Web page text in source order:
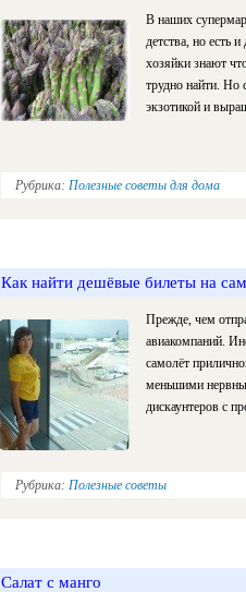
В наших
детства, но есть
хозяйки знают
трудно найти. Но
экзотикой и
Рубрика: Полезные советы для дома
Как найти дешёвые билеты на
Прежде, чем
авиакомпаний.
самолёт
меньшими
дискаунтеров с
Рубрика: Полезные советы
Салат с манго